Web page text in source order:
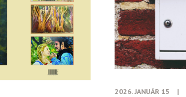
2026. JANUÁR 15 |